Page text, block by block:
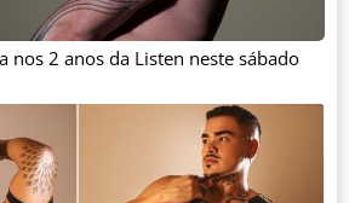
nos 2 anos da Listen neste sábado